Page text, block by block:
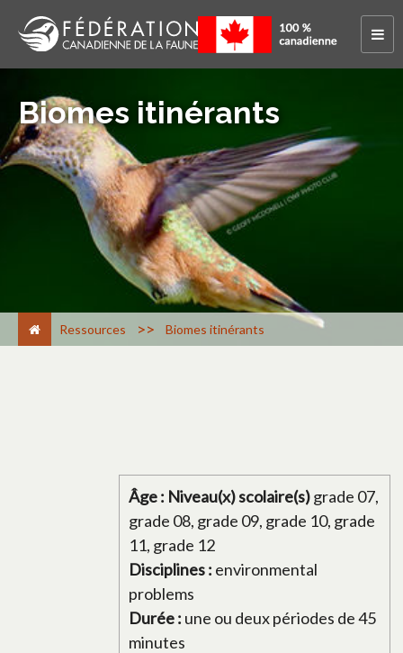
Biomes itinérants
Ressources > Biomes itinérants
Âge : Niveau(x) scolaire(s)grade 07,
grade 08, grade 09, grade 10, grade
11, grade 12
Disciplines : environmental
problems
Durée : une ou deux périodes de 45
minutes